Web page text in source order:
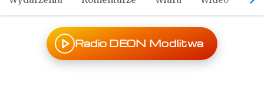
Radio DEON Modlitwa